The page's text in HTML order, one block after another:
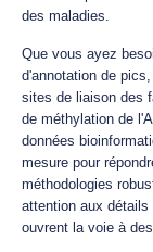
des maladies.
Que vous ayez
d'annotation de
sites de liaison des
de méthylation de
données
mesure pour
méthodologies
attention aux
ouvrent la voie à